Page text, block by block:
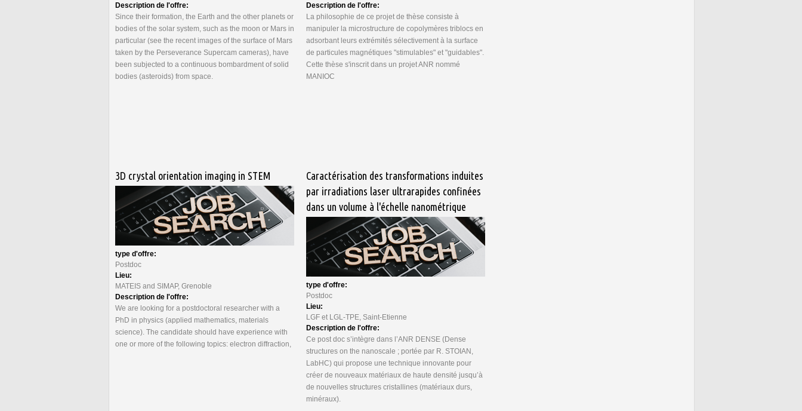
Description de l'offre:
Since their formation, the Earth and the other planets or
bodies of the solar system, such as the moon or Mars in
particular (see the recent images of the surface of Mars
taken by the Perseverance Supercam cameras), have
been subjected to a continuous bombardment of solid
bodies (asteroids) from space.
Description de l'offre:
La philosophie de ce projet de thèse consiste à
manipuler la microstructure de copolymères triblocs en
adsorbant leurs extrémités sélectivement à la surface
de particules magnétiques "stimulables" et "guidables".
Cette thèse s'inscrit dans un projet ANR nommé
MANIOC
3D crystal orientation imaging in STEM
type d'offre:
Postdoc
Lieu:
MATEIS and SIMAP, Grenoble
Description de l'offre:
We are looking for a postdoctoral researcher with a
PhD in physics (applied mathematics, materials
science). The candidate should have experience with
one or more of the following topics: electron diffraction,
Caractérisation des transformations induites
par irradiations laser ultrarapides confinées
dans un volume à l'échelle nanométrique
type d'offre:
Postdoc
Lieu:
LGF et LGL-TPE, Saint-Etienne
Description de l'offre:
Ce post doc s’intègre dans l’ANR DENSE (Dense
structures on the nanoscale ; portée par R. STOIAN,
LabHC) qui propose une technique innovante pour
créer de nouveaux matériaux de haute densité jusqu’à
de nouvelles structures cristallines (matériaux durs,
minéraux).